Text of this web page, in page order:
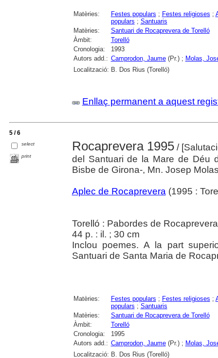
Matèries: Festes populars ; Festes religioses ;
populars ; Santuaris
Matèries:
Santuari de Rocaprevera de Torelló
Àmbit:
Torelló
Cronologia:
1993
Autors add.: Camprodon, Jaume(Pr.) ; Molas,
Localització: B. Dos Rius (Torelló)
Enllaç permanent a aquest
5 / 6
select
print
Rocaprevera 1995/
del Santuari de la Mare de Déu
Bisbe de Girona-, Mn. Josep
Aplec de Rocaprevera(1995 :
Torelló : Pabordes de
44 p. : il. ; 30 cm
Inclou poemes. A la part
Santuari de Santa Maria de
Matèries: Festes populars ; Festes religioses ;
populars ; Santuaris
Matèries:
Santuari de Rocaprevera de Torelló
Àmbit:
Torelló
Cronologia:
1995
Autors add.: Camprodon, Jaume(Pr.) ; Molas,
Localització: B. Dos Rius (Torelló)